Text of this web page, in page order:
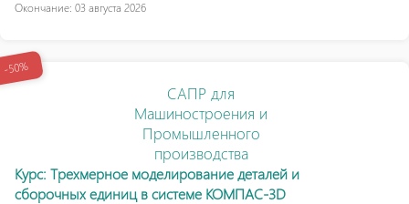
Окончание: 03 августа 2026
-50%
САПР для
Машиностроения и
Промышленного
производства
Курс: Трехмерное моделирование деталей и
сборочных единиц в системе КОМПАС-3D